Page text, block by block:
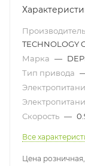
Производитель
TECHNOLOGY
Марка —
Тип привода
Скорость —
Все
Цена